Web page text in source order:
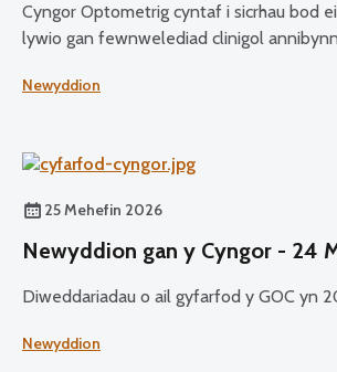
Cyngor Optometrig cyntaf i sicrhau bod
lywio gan fewnwelediad clinigol
swyddogaethau craidd.
Newyddion
25 Mehefin 2026
Newyddion gan y Cyngor - 24
Diweddariadau o ail gyfarfod y GOC yn
Newyddion